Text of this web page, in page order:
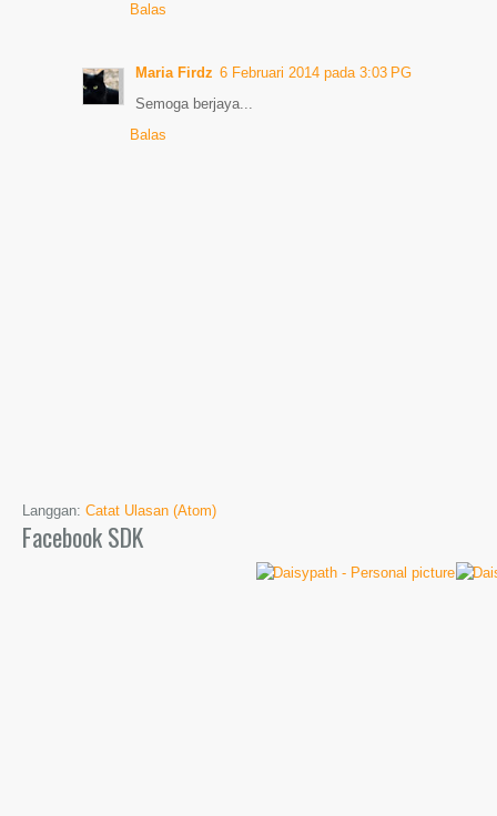
Balas
Maria Firdz 6 Februari 2014 pada 3:03 PG
Semoga berjaya...
Balas
Langgan: Catat Ulasan (Atom)
Facebook SDK